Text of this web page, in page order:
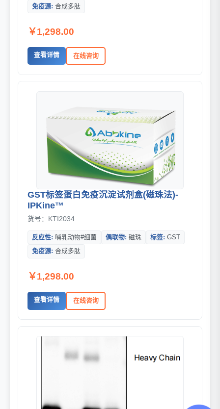
免疫源: 合成多肽
￥1,298.00
查看详情 在线咨询
GST标签蛋白免疫沉淀试剂盒(磁珠法)-
IPKine™
货号：KTI2034
反应性: 哺乳动物#细菌 偶联物: 磁珠 标签: GST
免疫源: 合成多肽
￥1,298.00
查看详情 在线咨询